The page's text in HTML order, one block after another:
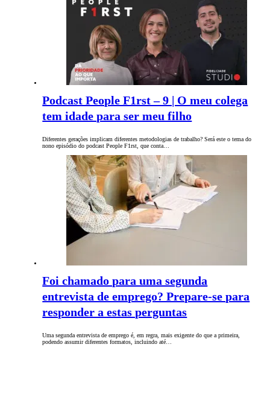
Podcast People F1rst – 9 | O meu colega
tem idade para ser meu filho
Diferentes gerações implicam diferentes metodologias de trabalho? Será este o tema do
nono episódio do podcast People F1rst, que conta…
Foi chamado para uma segunda
entrevista de emprego? Prepare-se para
responder a estas perguntas
Uma segunda entrevista de emprego é, em regra, mais exigente do que a primeira,
podendo assumir diferentes formatos, incluindo até…